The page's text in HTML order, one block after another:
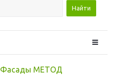
Найти
Фасады МЕТОД